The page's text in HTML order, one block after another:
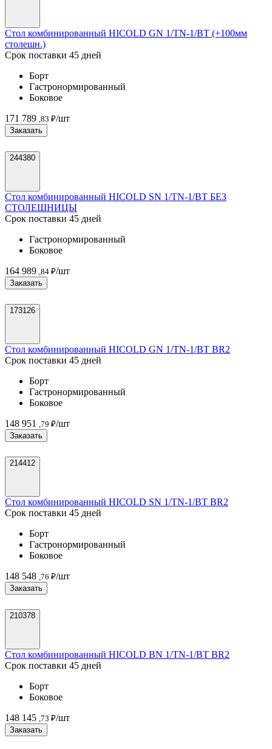
Стол комбинированный HICOLD GN 1/TN-1/BT (+100мм
столешн.)
Срок поставки 45 дней
Борт
Гастронормированный
Боковое
171 789 ,83 ₽/шт
Заказать
244380
Стол комбинированный HICOLD SN 1/TN-1/BT БЕЗ
СТОЛЕШНИЦЫ
Срок поставки 45 дней
Гастронормированный
Боковое
164 989 ,84 ₽/шт
Заказать
173126
Стол комбинированный HICOLD GN 1/TN-1/BT BR2
Срок поставки 45 дней
Борт
Гастронормированный
Боковое
148 951
,79 ₽/шт
Заказать
214412
Стол комбинированный HICOLD SN 1/TN-1/BT BR2
Срок поставки 45 дней
Борт
Гастронормированный
Боковое
148 548 ,76 ₽/шт
Заказать
210378
Стол комбинированный HICOLD BN 1/TN-1/BT BR2
Срок поставки 45 дней
Борт
Боковое
148 145 ,73 ₽/шт
Заказать